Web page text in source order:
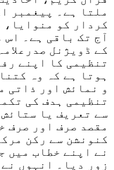
ملتا ہے۔ پیغمبر
کردار کو منوایا،
آج تک باقی ہے۔
کے ڈویژنل
تنظیمی کا اپنے
ہوتا ہے کہ وہ
و نمائش اور ذاتی
تنظیمی ہدف کی
سے تعریف یا
مقصد صرف اور صرف
کنونشن سے رکن
نے اپنے خطاب میں
زور دیا۔ انہوں